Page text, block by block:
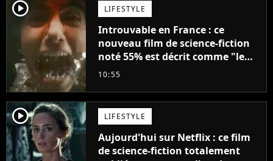
player2 LIFESTYLE
Introuvable en France : ce
nouveau film de science-fiction
noté 55% est décrit comme "le
plus stupide de l'année"
10:55
player2 LIFESTYLE
Aujourd'hui sur Netflix : ce film
de science-fiction totalement